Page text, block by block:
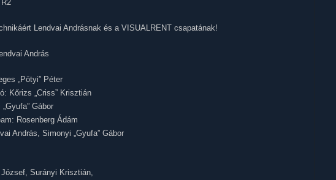
Lendvai Andrásnak és a VISUALRENT csapatának!
András
„Pötyi” Péter
Kőrizs „Criss” Krisztián
Gábor
Rosenberg Ádám
András, Simonyi „Gyufa” Gábor
Surányi Krisztián,